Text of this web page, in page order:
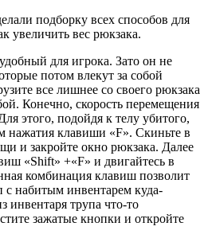
подборку всех способов для
увеличить вес рюкзака.
для игрока. Зато он не
потом влекут за собой
все лишнее со своего рюкзака
Конечно, скорость перемещения
этого, подойдя к телу убитого,
нажатия клавиши «F». Скиньте в
и закройте окно рюкзака. Далее
«Shift» +«F» и двигайтесь в
комбинация клавиш позволит
с набитым инвентарем куда-
инвентаря трупа что-то
зажатые кнопки и откройте